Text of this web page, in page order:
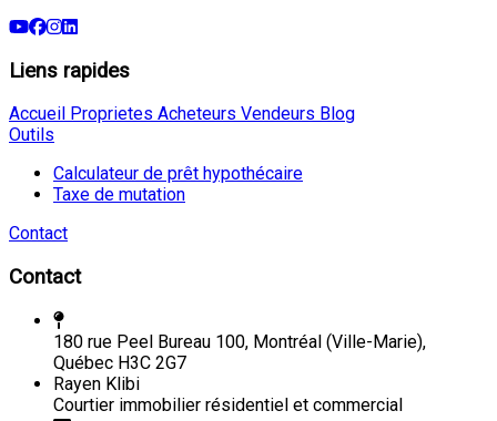
Liens rapides
Accueil Proprietes Acheteurs Vendeurs Blog
Outils
Calculateur de prêt hypothécaire
Taxe de mutation
Contact
Contact
180 rue Peel Bureau 100, Montréal (Ville-Marie),
Québec H3C 2G7
Rayen Klibi
Courtier immobilier résidentiel et commercial